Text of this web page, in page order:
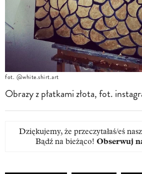
fot. @white.shirt.art
Obrazy z płatkami złota, fot.
Dziękujemy, że przeczytałaś/eś
Bądź na bieżąco! Obserwuj